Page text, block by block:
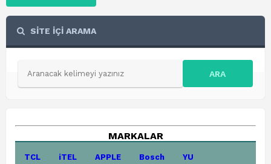
SİTE İÇİ ARAMA
ARA
MARKALAR
TCL iTEL APPLE Bosch YU